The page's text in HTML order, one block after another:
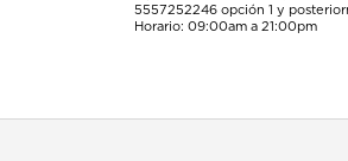
5557252246 opción 1 y
Horario: 09:00am a 21:00pm